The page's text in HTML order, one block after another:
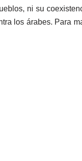
ni su
los árabes. Para